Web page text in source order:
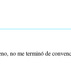
no me terminó de